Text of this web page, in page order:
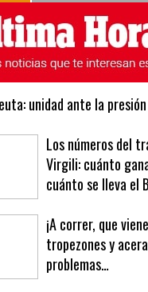
unidad ante la
Los números del
Virgili: cuánto
cuánto se lleva el
¡A correr, que
tropezones y
problemas…